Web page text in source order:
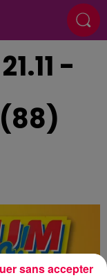
-
(88)
sans accepter